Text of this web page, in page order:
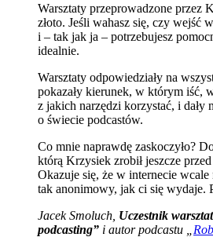
Warsztaty przeprowadzone przez
złoto. Jeśli wahasz się, czy wejść
i – tak jak ja – potrzebujesz
idealnie.
Warsztaty odpowiedziały na
pokazały kierunek, w którym iść,
z jakich narzędzi korzystać, i dały
o świecie podcastów.
Co mnie naprawdę zaskoczyło?
którą Krzysiek zrobił jeszcze
Okazuje się, że w internecie wcale
tak anonimowy, jak ci się wydaje.
Jacek Smoluch, Uczestnik
podcasting” i autor podcastu „